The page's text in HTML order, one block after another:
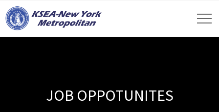
JOB OPPOTUNITES